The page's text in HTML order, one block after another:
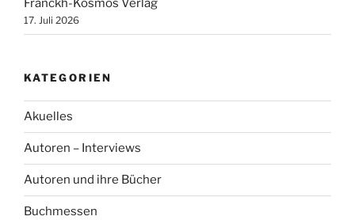
Franckh-Kosmos Verlag
17. Juli 2026
KATEGORIEN
Akuelles
Autoren – Interviews
Autoren und ihre Bücher
Buchmessen